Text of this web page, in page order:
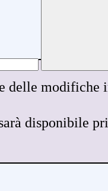
delle
disponibile